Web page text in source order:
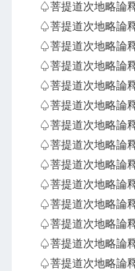
♤菩提道次地略論
♤菩提道次地略論
♤菩提道次地略論
♤菩提道次地略論
♤菩提道次地略論
♤菩提道次地略論
♤菩提道次地略論
♤菩提道次地略論
♤菩提道次地略論
♤菩提道次地略論
♤菩提道次地略論
♤菩提道次地略論
♤菩提道次地略論
♤菩提道次地略論